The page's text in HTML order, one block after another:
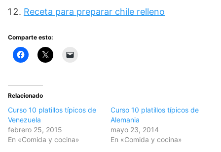
Receta para preparar chile relleno
Comparte esto:
Relacionado
Curso 10 platillos típicos de
Venezuela
febrero 25, 2015
En «Comida y cocina»
Curso 10 platillos típicos de
Alemania
mayo 23, 2014
En «Comida y cocina»